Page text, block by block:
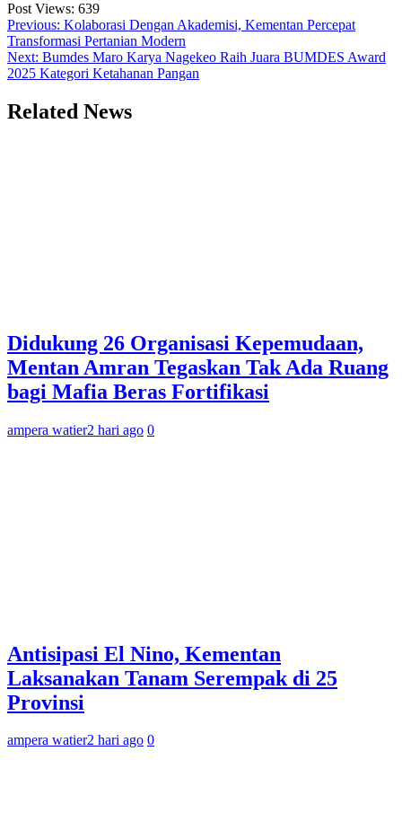
Post Views: 639
Navigasi
pos
Previous: Kolaborasi Dengan Akademisi, Kementan Percepat
Transformasi Pertanian Modern
Next: Bumdes Maro Karya Nagekeo Raih Juara BUMDES Award
2025 Kategori Ketahanan Pangan
Related News
Didukung 26 Organisasi Kepemudaan,
Mentan Amran Tegaskan Tak Ada Ruang
bagi Mafia Beras Fortifikasi
ampera watier2 hari ago 0
Antisipasi El Nino, Kementan
Laksanakan Tanam Serempak di 25
Provinsi
ampera watier2 hari ago 0